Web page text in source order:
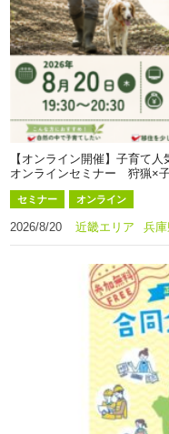
【オンライン開催】子育て
オンラインセミナー 狩猟×
セミナー オンライン
2026/8/20 近畿エリア 兵